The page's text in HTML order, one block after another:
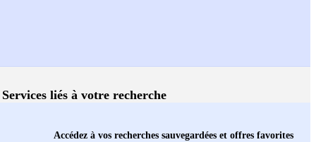
Services liés à votre recherche
Accédez à vos recherches sauvegardées et offres favorites